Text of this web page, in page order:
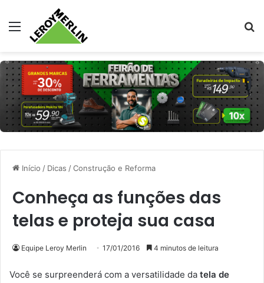
Menu
Início / Dicas /Construção e Reforma
Conheça as funções das
telas e proteja sua casa
Equipe Leroy Merlin 17/01/2016 4 minutos de leitura
Você se surpreenderá com a versatilidade da tela de